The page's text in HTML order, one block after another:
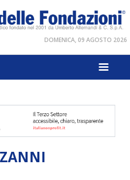
DOMENICA, 09 AGOSTO 2026